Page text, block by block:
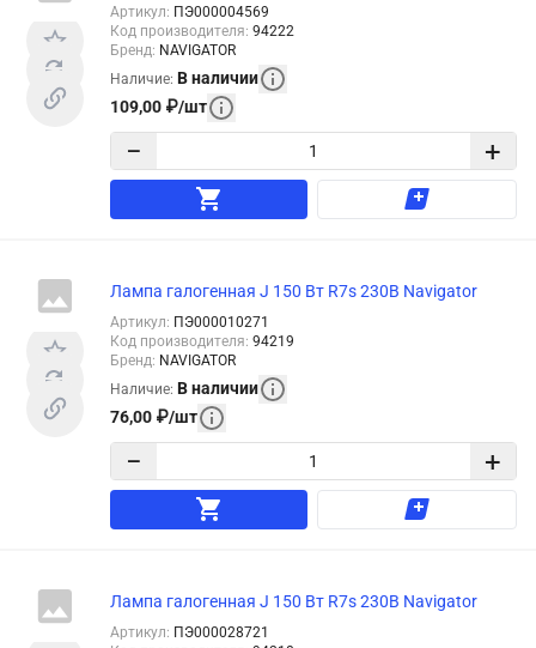
Артикул: ПЭ000004569
Код производителя: 94222
Бренд: NAVIGATOR
Наличие: В наличии
109,00 ₽/шт
− +
Лампа галогенная J 150 Вт R7s 230В Navigator
Артикул: ПЭ000010271
Код производителя: 94219
Бренд: NAVIGATOR
Наличие: В наличии
76,00 ₽/шт
− +
Лампа галогенная J 150 Вт R7s 230В Navigator
Артикул: ПЭ000028721